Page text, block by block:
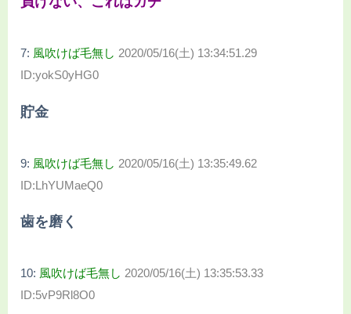
7: 風吹けば毛無し 2020/05/16(土) 13:34:51.29
ID:yokS0yHG0
貯金
9: 風吹けば毛無し 2020/05/16(土) 13:35:49.62
ID:LhYUMaeQ0
歯を磨く
10: 風吹けば毛無し 2020/05/16(土) 13:35:53.33
ID:5vP9Rl8O0